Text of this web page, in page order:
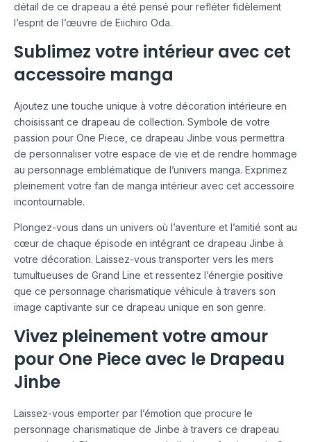
détail de ce drapeau a été pensé pour refléter fidèlement
l’esprit de l’œuvre de Eiichiro Oda.
Sublimez votre intérieur avec cet
accessoire manga
Ajoutez une touche unique à votre décoration intérieure en
choisissant ce drapeau de collection. Symbole de votre
passion pour One Piece, ce drapeau Jinbe vous permettra
de personnaliser votre espace de vie et de rendre hommage
au personnage emblématique de l’univers manga. Exprimez
pleinement votre fan de manga intérieur avec cet accessoire
incontournable.
Plongez-vous dans un univers où l’aventure et l’amitié sont au
cœur de chaque épisode en intégrant ce drapeau Jinbe à
votre décoration. Laissez-vous transporter vers les mers
tumultueuses de Grand Line et ressentez l’énergie positive
que ce personnage charismatique véhicule à travers son
image captivante sur ce drapeau unique en son genre.
Vivez pleinement votre amour
pour One Piece avec le Drapeau
Jinbe
Laissez-vous emporter par l’émotion que procure le
personnage charismatique de Jinbe à travers ce drapeau